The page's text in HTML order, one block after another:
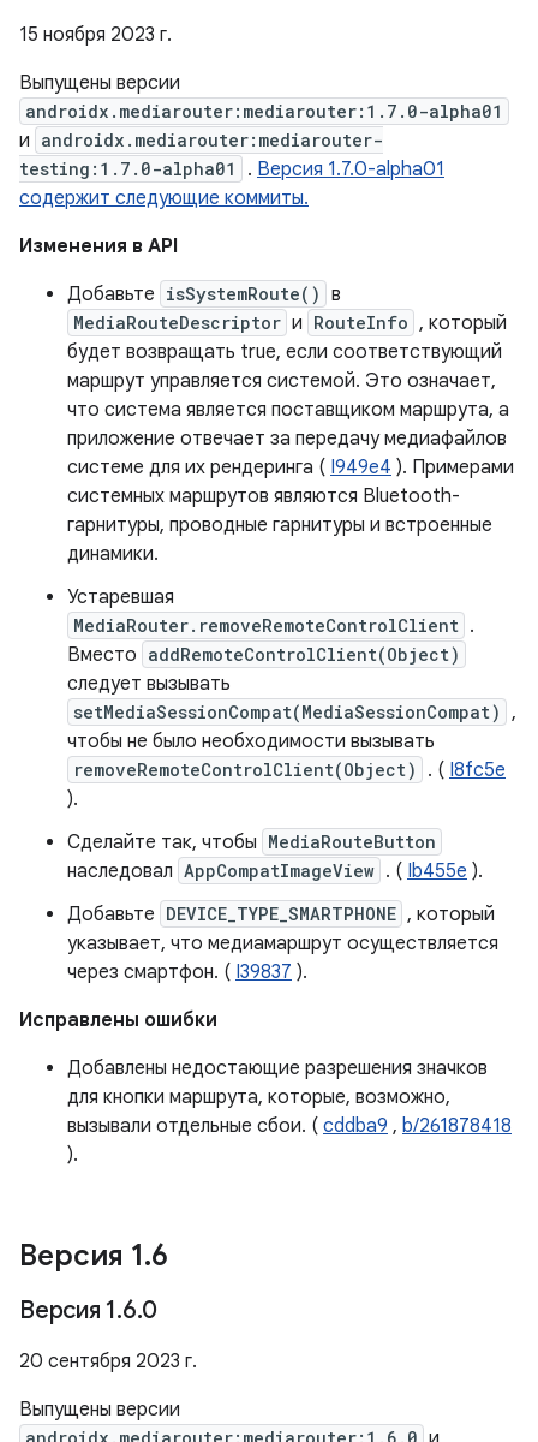
15 ноября 2023 г.
Выпущены версии
androidx.mediarouter:mediarouter:1.7.0-alpha01
и androidx.mediarouter:mediarouter-
testing:1.7.0-alpha01
. Версия 1.7.0-alpha01
содержит следующие коммиты.
Изменения в API
Добавьте isSystemRoute() в
MediaRouteDescriptor и RouteInfo , который
будет возвращать true, если соответствующий
маршрут управляется системой. Это означает,
что система является поставщиком маршрута, а
приложение отвечает за передачу медиафайлов
системе для их рендеринга ( I949e4 ). Примерами
системных маршрутов являются Bluetooth-
гарнитуры, проводные гарнитуры и встроенные
динамики.
Устаревшая
MediaRouter.removeRemoteControlClient .
Вместо addRemoteControlClient(Object)
следует вызывать
setMediaSessionCompat(MediaSessionCompat) ,
чтобы не было необходимости вызывать
removeRemoteControlClient(Object) . ( I8fc5e
).
Сделайте так, чтобы MediaRouteButton
наследовал AppCompatImageView . ( Ib455e ).
Добавьте DEVICE_TYPE_SMARTPHONE , который
указывает, что медиамаршрут осуществляется
через смартфон. ( I39837 ).
Исправлены ошибки
Добавлены недостающие разрешения значков
для кнопки маршрута, которые, возможно,
вызывали отдельные сбои. ( cddba9 , b/261878418
).
Версия 1.6
Версия 1.6.0
20 сентября 2023 г.
Выпущены версии